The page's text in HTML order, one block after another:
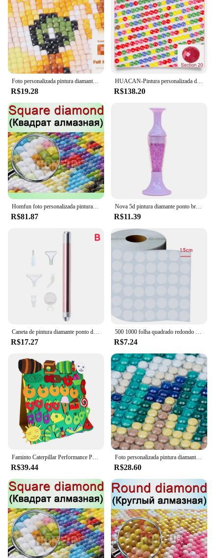
Foto personalizada pintura diamante família foto e casal foto ponto cruz quadrado completo/redondo imagem de strass diy diamante emb
R$19.28
HUACAN-Pintura personalizada diamante com fotos, Praça cheia Imagem de strass, bordado diamante, bebê, presente de casamento, pais
R$138.20
Homfun foto personalizada pintura diamante 5d diy imagem de strass diamante bordado 3d ponto cruz decoração de casamento para casa
R$81.87
Nova 5d pintura diamante ponto broca caneta diy artesanato gradiente cor flor pote forma ponto cruz bordado acessórios de costura
R$11.39
Caneta de pintura diamante ponto de iluminação caneta broca com lupa ferramenta artesanato
R$17.27
500 1000 folha quadrado redondo classificação etiqueta adesivos ferramentas pintura diamante diamante distinguir caixa de armazenamento etiqueta quente
R$7.24
Faminto Caterpillar Performance Props, feltro brinquedos, Inglês Picture Books, Ensino Aids, brinquedo interativo, Hot Sell
R$39.44
Foto personalizada pintura diamante 5d diy imagem strass diamante bordado casa decorações de casamento crianças pais presentes memorial
R$28.60